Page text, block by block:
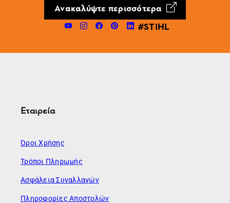
Ανακαλύψτε περισσότερα
#STIHL
Εταιρεία
Όροι Χρήσης
Τρόποι Πληρωμής
Ασφάλεια Συναλλαγών
Πληροφορίες Αποστολών